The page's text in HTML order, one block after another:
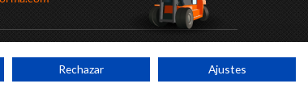
Rechazar Ajustes